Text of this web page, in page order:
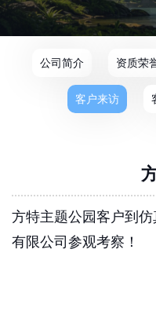
公司简介 资质荣
客户来访
方特主题公园客户到
有限公司参观考察！